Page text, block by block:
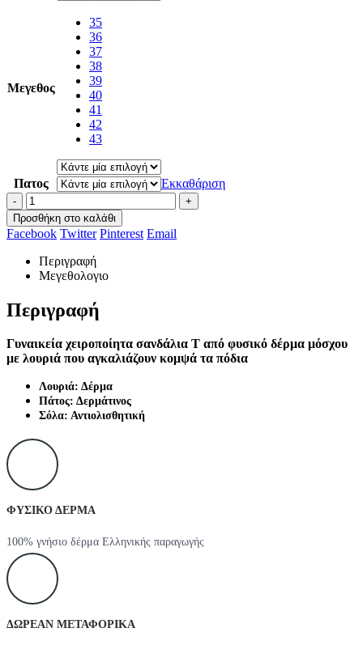
Μεγεθος
35
36
37
38
39
40
41
42
43
Πατος Εκκαθάριση
-
+
Προσθήκη στο καλάθι
Facebook Twitter Pinterest Email
Περιγραφή
Μεγεθολογιο
Περιγραφή
Γυναικεία χειροποίητα σανδάλια T από φυσικό δέρμα μόσχου
με λουριά που αγκαλιάζουν κομψά τα πόδια
Λουριά: Δέρμα
Πάτος: Δερμάτινος
Σόλα: Αντιολισθητική
ΦΥΣΙΚΟ ΔΕΡΜΑ
100% γνήσιο δέρμα Ελληνικής παραγωγής
ΔΩΡΕΑΝ ΜΕΤΑΦΟΡΙΚΑ